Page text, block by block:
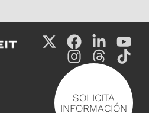
SOLICITA
INFORMACIÓN